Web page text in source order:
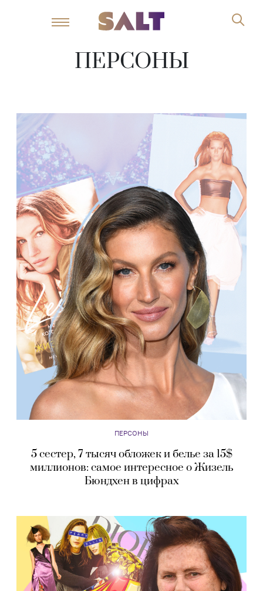
ПЕРСОНЫ
ПЕРСОНЫ
5 сестер, 7 тысяч обложек и белье за 15$
миллионов: самое интересное о Жизель
Бюндхен в цифрах